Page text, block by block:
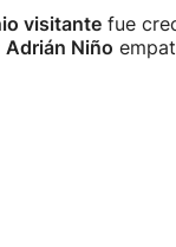
visitante fue
Adrián Niño